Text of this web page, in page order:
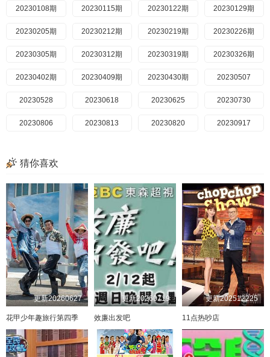
20240324 20240331 20240407 20240414
20240428 20240505 20240512 20240519
20240526 20240602 20240609 20240616
20240623 20240630 20240707 20240714
20240721 20240728 20240804 20240810
20240811 20240818 20240825 20240908
20241013
20241110 2021117 20241124 20241201
20241208 20241215 20241222 20241229
20250105 20250112 20250119 20250126
20250202 20250209 20250216 20250223
20250302 20250309 20250316 20250324
20250330 20250406 20250413 20250420
20250427 20250503 20250511 20250518
20250525 20250601 20250608 20250615
20240512 20240519 20240526 20240602
20240609 20240616 20240623 20240630
20240707 20240721 20240728 20240804
20240811 20240818 20240825 20240901
20240908 20240922 20240929 20241006
20241013 20241110 20241117 20241124
20250112
20250309 20250316 20250323 20250420
20250427 20250504 20250525 20250601
20250608 20250615 20250622 20250713
20250720 20250817 20250824 20250831
20250907 20250914 20250921 20250928
20251005 20251012 20251019 20251102
20251116 20251123 20251130 20251207
20251214 20251228 20260104 20260201
20230108期 20230115期 20230122期 20230129期
20230205期 20230212期 20230219期 20230226期
20230305期 20230312期 20230319期 20230326期
20230402期 20230409期 20230430期 20230507
20230528 20230618 20230625 20230730
20230806 20230813 20230820 20230917
20231022
20240310 20240317 20240324 20240331
20240407 20240414 20240421 20240428
20240505 20240512 20240519 20240526
20240602 20240609 20240616 20240623
20240630 20240707 20240721 20240728
20240804 20240811 20240818 20240825
20240901 20240908 20240922 20240929
20241006 20241013 20241110 20241117
猜你喜欢
更新20260627
花甲少年趣旅行第四季
更新20260719
效廉出发吧
更新202512225
11点热吵店